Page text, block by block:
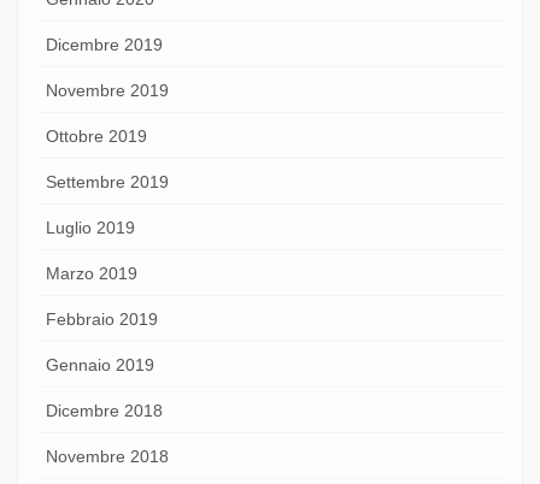
Dicembre 2019
Novembre 2019
Ottobre 2019
Settembre 2019
Luglio 2019
Marzo 2019
Febbraio 2019
Gennaio 2019
Dicembre 2018
Novembre 2018